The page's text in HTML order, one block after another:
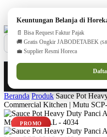
Keuntungan Belanja di
📄 Bisa Request Faktur Pajak
🚚 Gratis Ongkir JABODETABEK
💼 Supplier Resmi Horeca
Beranda Produk Sauce Pot
Commercial Kitchen | Mutu
PROMO